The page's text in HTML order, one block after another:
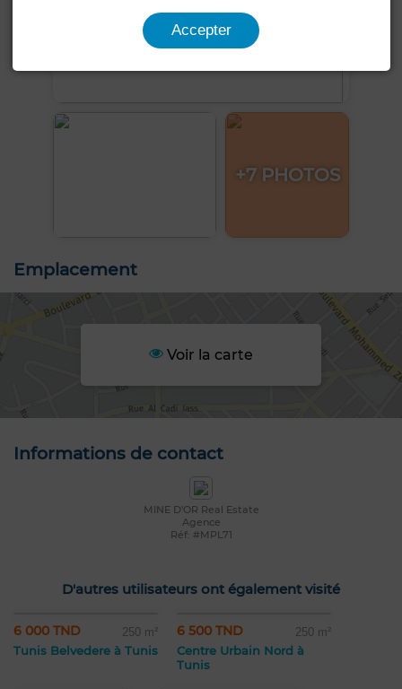
+7 PHOTOS
Emplacement
Voir la carte
Informations de contact
MINE D'OR Real Estate
Agence
Réf: #MPL71
D'autres utilisateurs ont également visité
6 000 TND 250 m²
Tunis Belvedere à Tunis
6 500 TND 250 m²
Centre Urbain Nord à
Tunis
Accepter